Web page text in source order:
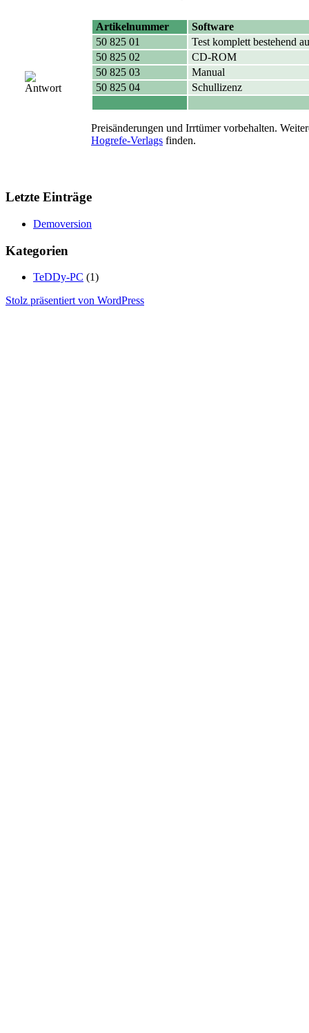
Artikelnummer
Software
50 825 01
Test komplett bestehend
50 825 02
CD-ROM
50 825 03
Manual
50 825 04
Schullizenz
Preisänderungen und Irrtümer vorbehalten.
Hogrefe-Verlags finden.
Letzte Einträge
Demoversion
Kategorien
TeDDy-PC (1)
Stolz präsentiert von WordPress